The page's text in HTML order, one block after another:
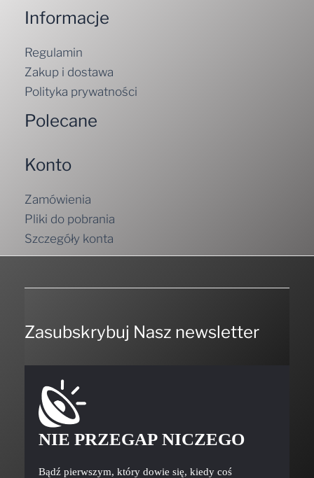
Informacje
Regulamin
Zakup i dostawa
Polityka prywatności
Polecane
Konto
Zamówienia
Pliki do pobrania
Szczegóły konta
Zasubskrybuj Nasz newsletter
NIE PRZEGAP NICZEGO
Bądź pierwszym, który dowie się, kiedy coś